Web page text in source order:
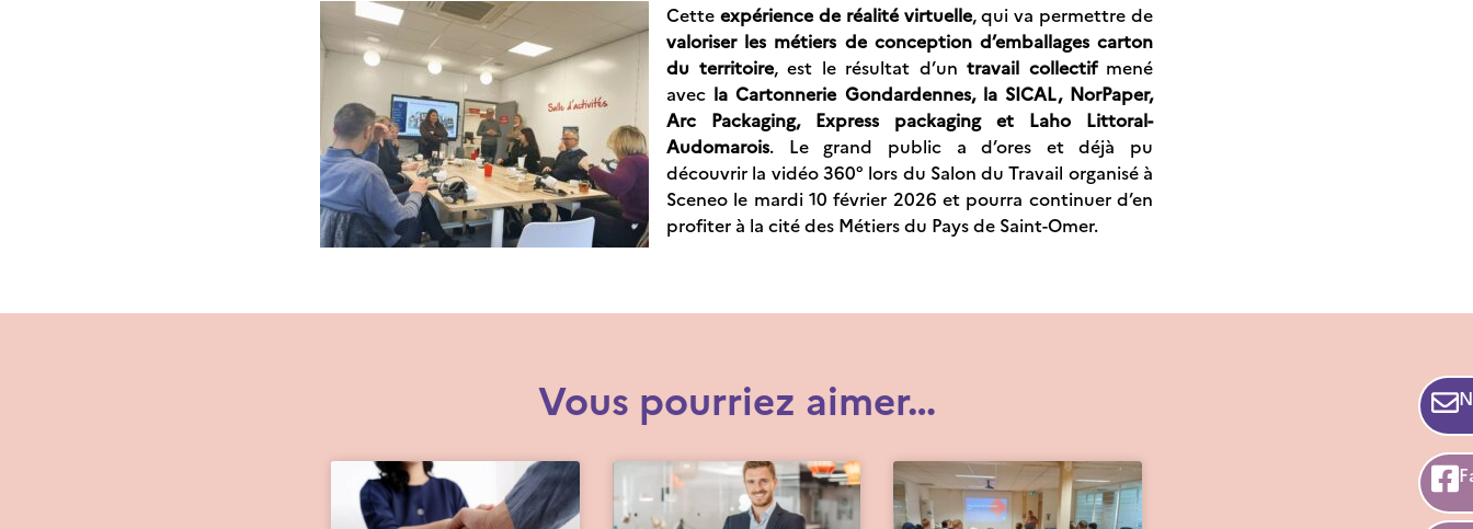
Cette expérience de réalité virtuelle, qui va permettre de
valoriser les métiers de conception d’emballages carton
du territoire, est le résultat d’un travail collectifmené
avec laCartonnerie Gondardennes, la SICAL, NorPaper,
Arc Packaging, Express packaginget Laho Littoral-
Audomarois. Le grand public a d’ores et déjà pu
découvrir la vidéo 360° lors du Salon du Travail organisé à
Sceneo le mardi 10 février 2026 et pourra continuer d’en
profiter à la cité des Métiers du Pays de Saint-Omer.
Vous pourriez aimer…